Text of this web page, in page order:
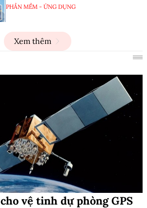
PHẦN MỀM - ỨNG DỤNG
Xem thêm
vệ tinh dự phòng GPS